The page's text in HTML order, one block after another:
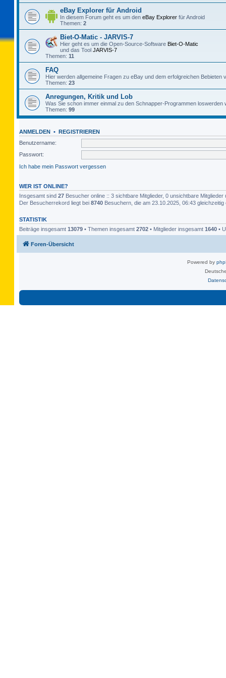
eBay Explorer für Android
In diesem Forum geht es um den eBay Explorer für Android
Themen: 2
Biet-O-Matic - JARVIS-7
Hier geht es um die Open-Source-Software Biet-O-Matic
und das Tool JARVIS-7
Themen: 11
FAQ
Hier werden allgemeine Fragen zu eBay und dem erfolgreichen Bebieten
Themen: 23
Anregungen, Kritik und Lob
Was Sie schon immer einmal zu den Schnapper-Programmen loswerden
Themen: 99
ANMELDEN • REGISTRIEREN
Benutzername:
Passwort:
Ich habe mein Passwort vergessen
WER IST ONLINE?
Insgesamt sind 27 Besucher online :: 3 sichtbare Mitglieder, 0 unsichtbare
Der Besucherrekord liegt bei 8740 Besuchern, die am 23.10.2025, 06:43 gleichzeitig
STATISTIK
Beiträge insgesamt 13079 • Themen insgesamt 2702 • Mitglieder insgesamt 1640 •
Foren-Übersicht
Powered by